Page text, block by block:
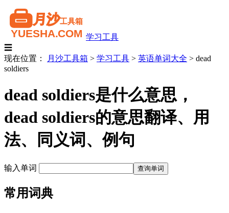
学习工具
☰
现在位置：
月沙工具箱 > 学习工具 > 英语单词大全 > dead
soldiers
dead soldiers是什么意思，
dead soldiers的意思翻译、用
法、同义词、例句
输入单词
常用词典